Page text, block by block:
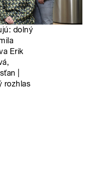
dolný
Erik
|
rozhlas